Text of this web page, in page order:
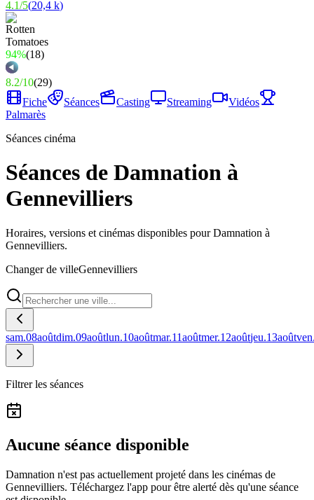
4.1/5(20,4 k)
94%(18)
8.2/10(29)
Fiche
Séances Casting Streaming
Vidéos
Palmarès
Séances cinéma
Séances de Damnation à
Gennevilliers
Horaires, versions et cinémas disponibles pour Damnation à
Gennevilliers.
Changer de villeGennevilliers
sam.08aoûtdim.09aoûtlun.10aoûtmar.11aoûtmer.12aoûtjeu.13août
Filtrer les séances
Aucune séance disponible
Damnation n'est pas actuellement projeté dans les cinémas de
Gennevilliers. Téléchargez l'app pour être alerté dès qu'une séance